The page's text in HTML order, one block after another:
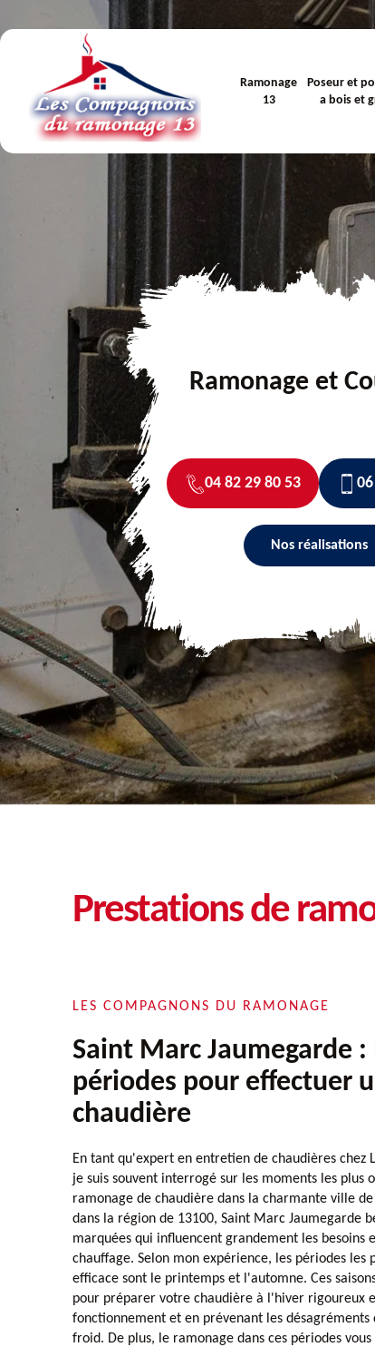
Ramonage
13
Poseur et
a bois et
Ramonage et
04 82 29 80 53
Nos réalisations
Prestations de
LES COMPAGNONS DU RAMONAGE
Saint Marc Jaumegarde
périodes pour effectuer
chaudière
En tant qu'expert en entretien de chaudières chez
je suis souvent interrogé sur les moments les plus
ramonage de chaudière dans la charmante ville
dans la région de 13100, Saint Marc Jaumegarde
marquées qui influencent grandement les besoins
chauffage. Selon mon expérience, les périodes les
efficace sont le printemps et l'automne. Ces
pour préparer votre chaudière à l'hiver rigoureux
fonctionnement et en prévenant les
froid. De plus, le ramonage dans ces périodes